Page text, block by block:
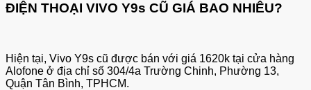
ĐIỆN THOẠI VIVO Y9s CŨ GIÁ BAO NHIÊU?
Hiện tại, Vivo Y9s cũ được bán với giá 1620k tại cửa hàng
Alofone ở địa chỉ số 304/4a Trường Chinh, Phường 13,
Quận Tân Bình, TPHCM.